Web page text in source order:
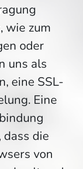
wie zum
oder
uns als
eine SSL-
Eine
dass die
von